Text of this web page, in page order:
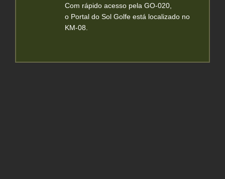
Com rápido acesso pela GO-020,
o Portal do Sol Golfe está localizado no
KM-08.